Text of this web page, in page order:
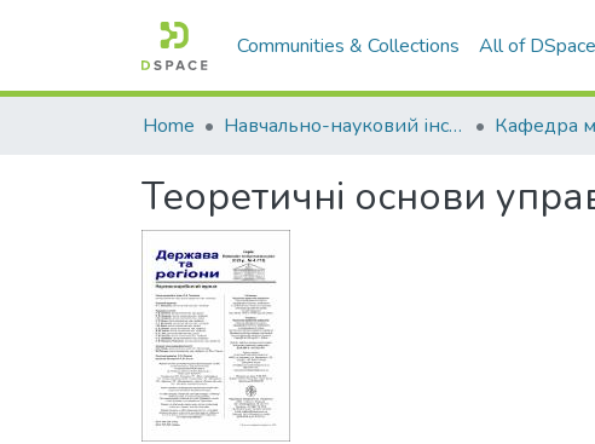
Communities & Collections All of DSpace
Home Навчально-науковий інститут економіки, управління, права та інформаційних технологій Кафедра
Теоретичні основи